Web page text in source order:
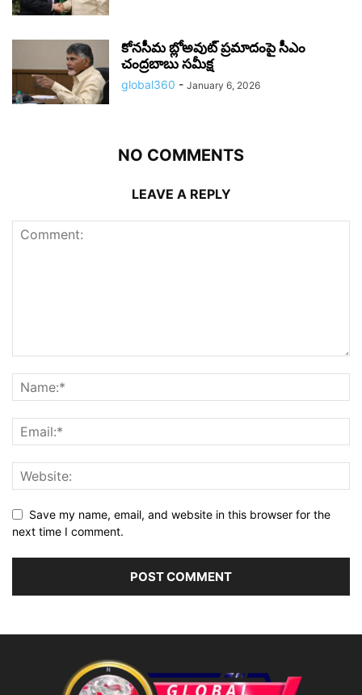
కోనసీమ బ్లోఅవుట్ ప్రమాదంపై సీఎం
చంద్రబాబు సమీక్ష
global360 - January 6, 2026
NO COMMENTS
LEAVE A REPLY
Save my name, email, and website in this browser for the
next time I comment.